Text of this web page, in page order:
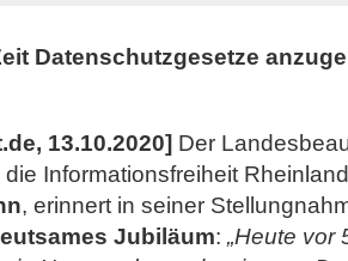
Datenschutzgesetze
13.10.2020] Der
Informationsfreiheit
, erinnert in seiner
Jubiläum: „Heute vor